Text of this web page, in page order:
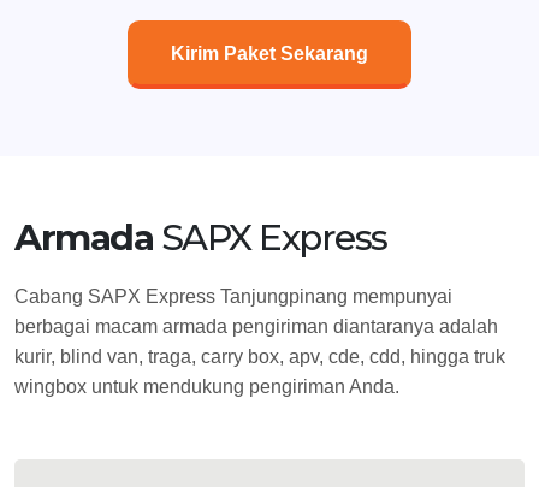
Kirim Paket Sekarang
Armada SAPX Express
Cabang SAPX Express Tanjungpinang mempunyai
berbagai macam armada pengiriman diantaranya adalah
kurir, blind van, traga, carry box, apv, cde, cdd, hingga truk
wingbox untuk mendukung pengiriman Anda.